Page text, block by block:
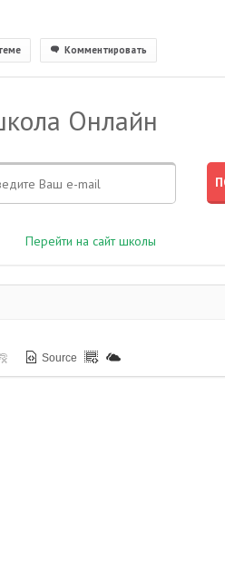
Комментировать
Онлайн
Перейти на сайт школы
Source